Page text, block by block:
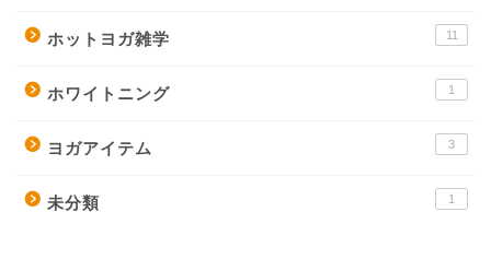
ホットヨガ雑学 11
ホワイトニング 1
ヨガアイテム 3
未分類 1